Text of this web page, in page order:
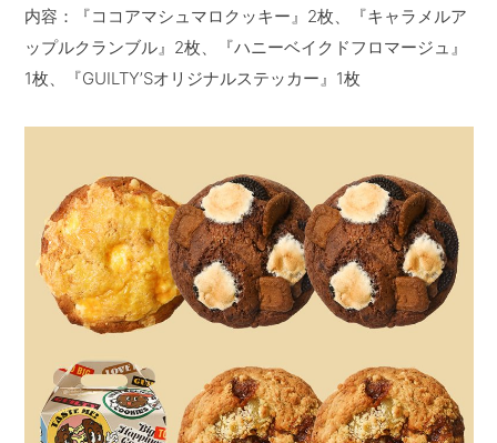
内容：『ココアマシュマロクッキー』2枚、『キャラメルア
ップルクランブル』2枚、『ハニーベイクドフロマージュ』
1枚、『GUILTY’Sオリジナルステッカー』1枚